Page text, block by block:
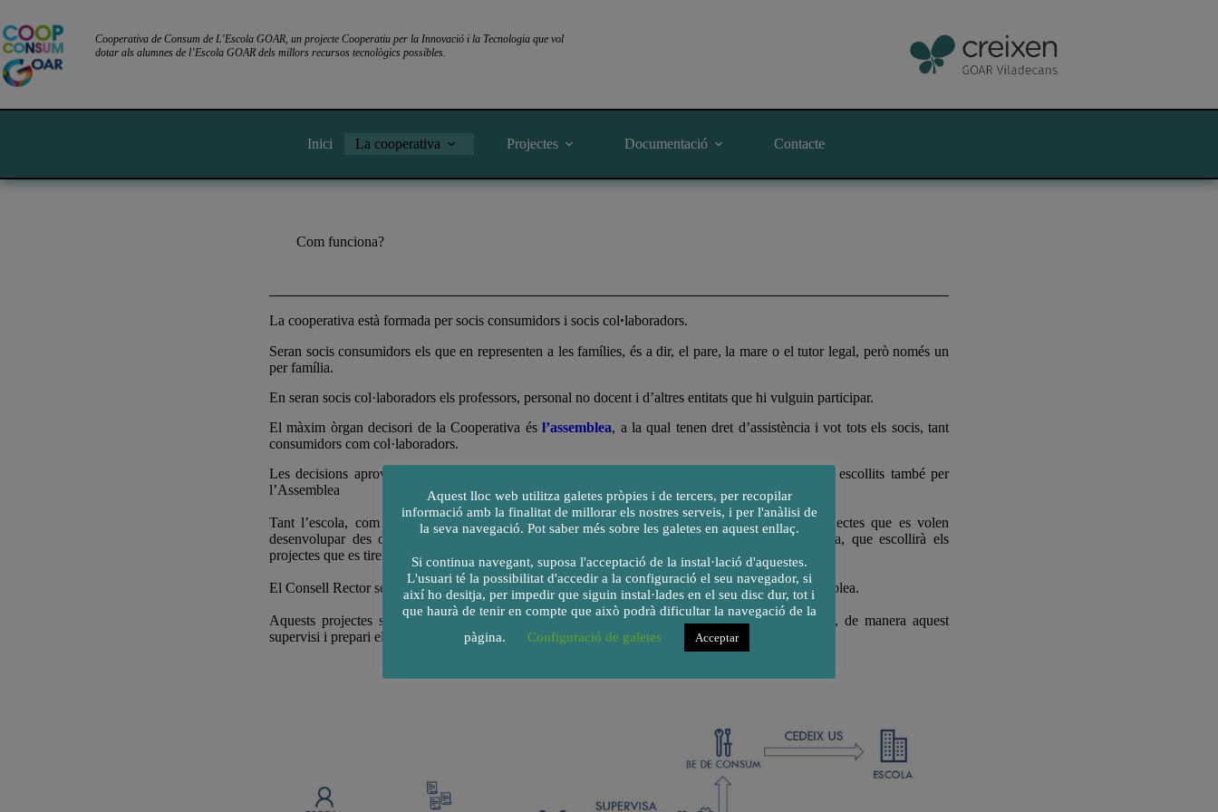
Cooperativa de Consum de L'Escola GOAR, un projecte Cooperatiu per la Innovació i la Tecnologia que vol
dotar als alumnes de l’Escola GOAR dels millors recursos tecnològics possibles.
Inici La cooperativa Projectes Documentació Contacte
Com funciona?
La cooperativa està formada per socis consumidors i socis colꞏlaboradors.
Seran socis consumidors els que en representen a les famílies, és a dir, el pare, la mare o el tutor legal, però només un
per família.
En seran socis col·laboradors els professors, personal no docent i d’altres entitats que hi vulguin participar.
El màxim òrgan decisori de la Cooperativa ésl’assemblea, a la qual tenen dret d’assistència i vot tots els socis, tant
consumidors com col·laboradors.
Les decisions aprovades en Assemblea seran executades pel Consell Rector de la Cooperativa, escollits també per
l’Assemblea
Tant l’escola, com els socis col·laboradors i també els consumidors, podran presentar els projectes que es volen
desenvolupar des de la Cooperativa, el Consell Rector en farà una presentació a l’Assemblea, que escollirà els
projectes que es tiren endavant.
El Consell Rector serà el responsable de tirar endavant el projecte o projectes aprovats per l’Assemblea.
Aquests projectes s’hauran de presentar primer al consell rector abans de celebrar l’assemblea, de manera aquest
supervisi i prepari els projectes per presentar-lo a les famílies (objectius del projecte i pressupost).
Aquest lloc web utilitza galetes pròpies i de tercers, per recopilar
informació amb la finalitat de millorar els nostres serveis, i per l'anàlisi de
la seva navegació. Pot saber més sobre les galetes en aquest enllaç.
Si continua navegant, suposa l'acceptació de la instal·lació d'aquestes.
L'usuari té la possibilitat d'accedir a la configuració el seu navegador, si
així ho desitja, per impedir que siguin instal·lades en el seu disc dur, tot i
que haurà de tenir en compte que això podrà dificultar la navegació de la
pàgina.
Configuració de galetes Acceptar